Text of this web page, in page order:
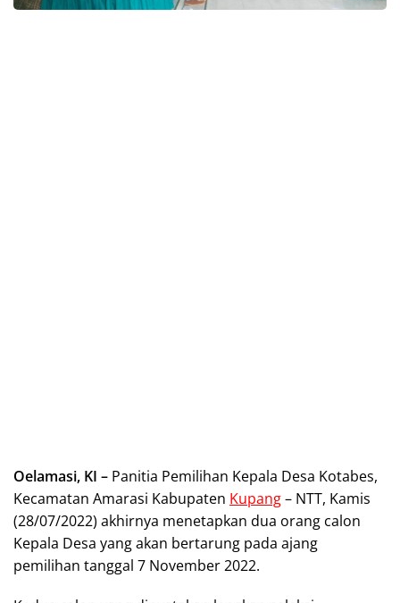
Oelamasi, KI – Panitia Pemilihan Kepala Desa Kotabes,
Kecamatan Amarasi Kabupaten Kupang– NTT, Kamis
(28/07/2022) akhirnya menetapkan dua orang calon
Kepala Desa yang akan bertarung pada ajang
pemilihan tanggal 7 November 2022.